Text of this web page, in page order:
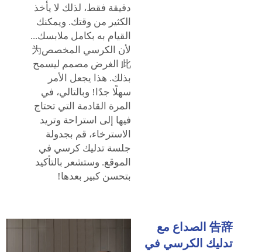
دقيقة فقط، لذلك لا يأخذ
الكثير من وقتك. ويمكنك
القيام به بكامل ملابسك...
لأن الكرسي المخصص为
此 الغرض مصمم ليسمح
بذلك. هذا يجعل الأمر
سهلًا جدًا! وبالتالي، في
المرة القادمة التي تحتاج
فيها إلى استراحة وتريد
الاسترخاء، قم بجدولة
جلسة تدليك كرسي في
الموقع. وستشعر بالتأكيد
بتحسن كبير بعدها!
告辞 الصداع مع
تدليك الكرسي في